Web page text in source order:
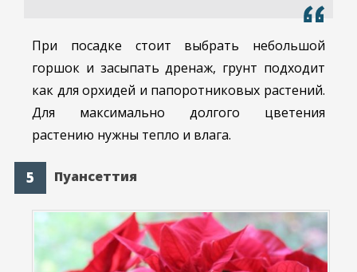
При посадке стоит выбрать небольшой
горшок и засыпать дренаж, грунт подходит
как для орхидей и папоротниковых растений.
Для максимально долгого цветения
растению нужны тепло и влага.
Пуансеттия